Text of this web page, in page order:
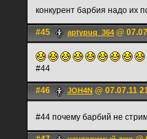
конкурент барбия надо их
#45 aptypuq_364 @
#44
#46 JOH4N @ 07.07.11
#44 почему барбий не